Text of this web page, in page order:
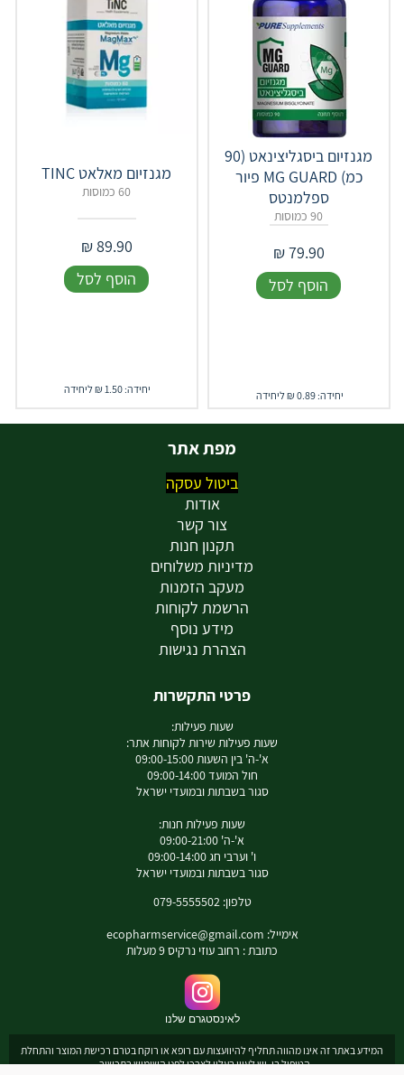
מגנזיום ביסגליצינאט (90
כמ) MG GUARD פיור
ספלמנטס
90 כמוסות
79.90
₪
הוסף לסל
יחידה: 0.89 ₪ ליחידה
מגנזיום מאלאט TINC
60 כמוסות
89.90
₪
הוסף לסל
יחידה: 1.50 ₪ ליחידה
מפת אתר
ביטול עסקה
אודות
צור קשר
תקנון חנות
מדיניות משלוחים
מעקב הזמנות
הרשמת לקוחות
מידע נוסף
הצהרת נגישות
פרטי התקשרות
שעות פעילות:
שעות פעילות שירות לקוחות אתר:
א'-ה' בין השעות 09:00-15:00
חול המועד 09:00-14:00
סגור בשבתות ובמועדי ישראל
שעות פעילות חנות:
א'-ה' 09:00-21:00
ו' וערבי חג 09:00-14:00
סגור בשבתות ובמועדי ישראל
טלפון: 079-5555502
אימייל: ecopharmservice@gmail.com
כתובת : רחוב עוזי נרקיס 9 מעלות
לאינסטגרם שלנו
המידע באתר זה אינו מהווה תחליף להיוועצות עם רופא או רוקח בטרם רכישת המוצר והתחלת
הטיפול בו. יש לעיין בעלון לצרכן לפני השימוש בתכשיר .